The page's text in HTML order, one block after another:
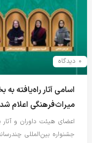
0 دیدگاه
اسامی آثار راه‌یافته
میراث‌فرهنگی اعلام
اعضای هیئت داوران و
جشنواره بین‌المللی